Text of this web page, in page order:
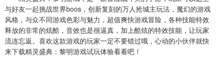
与好友一起挑战世界boos，创新复刻的万人抢城主玩法，魔幻的游戏
风格，与众不同游戏色彩与魅力，超值爽快游戏冒险，各种技能特效
释放的非常的炫酷，音效也是很逼真，加上酷炫的特效技能，让玩家
流连忘返。喜欢这款游戏的玩家一定不要错过哦，心动的小伙伴就快
来下载精灵盛典：黎明游戏试玩体验看看吧！